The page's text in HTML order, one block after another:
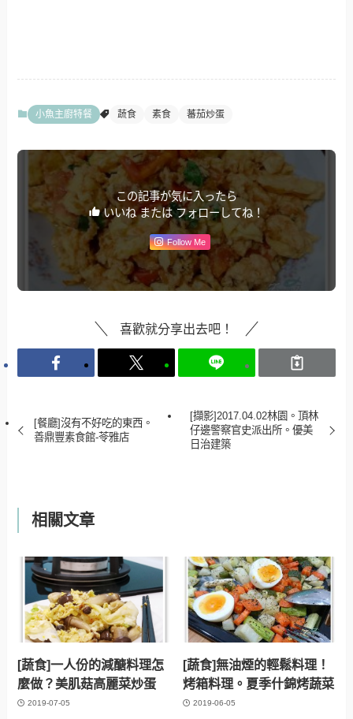
小魚主廚特餐 蔬食 素食 蕃茄炒蛋
この記事が気に入ったら
いいね または フォローしてね！
Follow Me
喜歡就分享出去吧！
[餐廳]沒有不好吃的東西。
善鼎豐素食館-苓雅店
[擷影]2017.04.02林園。頂林
仔邊警察官史派出所。優美
日治建築
相關文章
[蔬食]一人份的減醣料理怎
麼做？美肌菇高麗菜炒蛋
2019-07-05
[蔬食]無油煙的輕鬆料理！
烤箱料理。夏季什錦烤蔬菜
2019-06-05